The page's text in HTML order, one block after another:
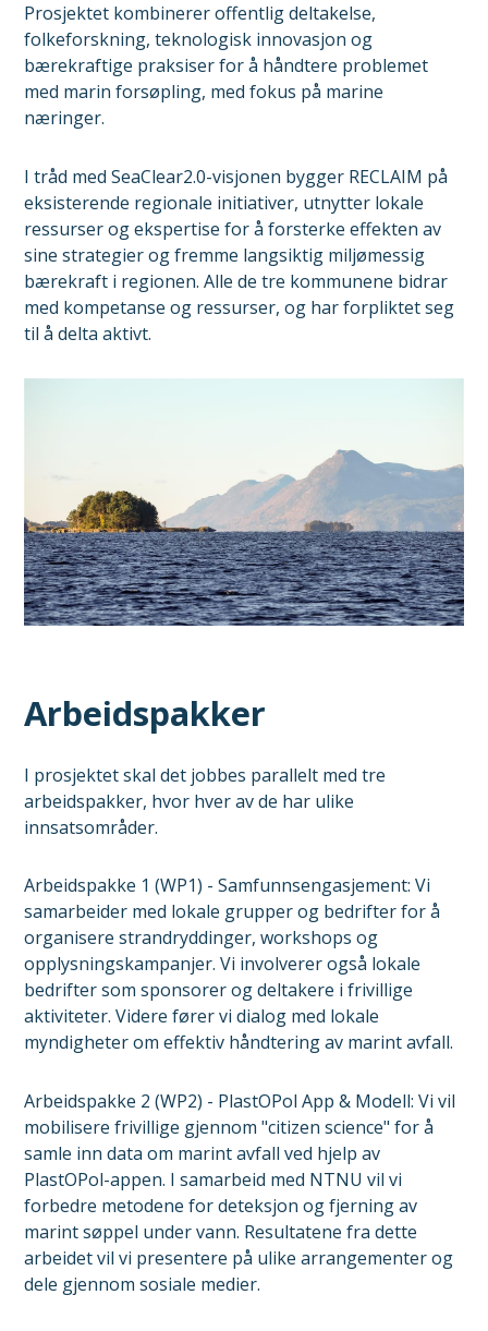
Prosjektet kombinerer offentlig deltakelse,
folkeforskning, teknologisk innovasjon og
bærekraftige praksiser for å håndtere problemet
med marin forsøpling, med fokus på marine
næringer.
I tråd med SeaClear2.0-visjonen bygger RECLAIM på
eksisterende regionale initiativer, utnytter lokale
ressurser og ekspertise for å forsterke effekten av
sine strategier og fremme langsiktig miljømessig
bærekraft i regionen. Alle de tre kommunene bidrar
med kompetanse og ressurser, og har forpliktet seg
til å delta aktivt.
Arbeidspakker
I prosjektet skal det jobbes parallelt med tre
arbeidspakker, hvor hver av de har ulike
innsatsområder.
Arbeidspakke 1 (WP1) - Samfunnsengasjement: Vi
samarbeider med lokale grupper og bedrifter for å
organisere strandryddinger, workshops og
opplysningskampanjer. Vi involverer også lokale
bedrifter som sponsorer og deltakere i frivillige
aktiviteter. Videre fører vi dialog med lokale
myndigheter om effektiv håndtering av marint avfall.
Arbeidspakke 2 (WP2) - PlastOPol App & Modell: Vi vil
mobilisere frivillige gjennom "citizen science" for å
samle inn data om marint avfall ved hjelp av
PlastOPol-appen. I samarbeid med NTNU vil vi
forbedre metodene for deteksjon og fjerning av
marint søppel under vann. Resultatene fra dette
arbeidet vil vi presentere på ulike arrangementer og
dele gjennom sosiale medier.